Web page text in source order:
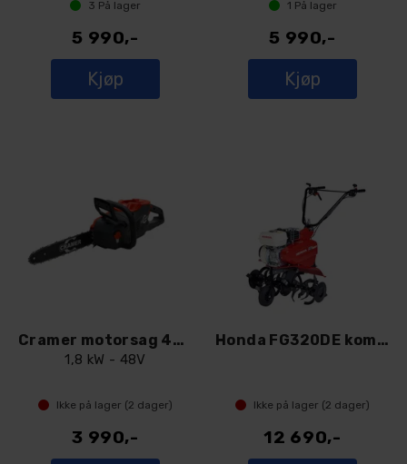
3 På lager
5 990,-
Kjøp
1 På lager
5 990,-
Kjøp
Cramer motorsag 48CS18
1,8 kW - 48V
Ikke på lager (2 dager)
3 990,-
Honda FG320DE kompakt jordfreser
Ikke på lager (2 dager)
12 690,-